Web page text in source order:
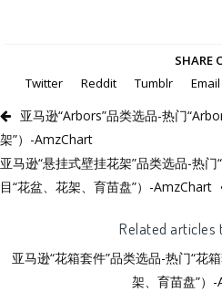
SHARE
Twitter
Reddit Tumblr Email
亚马逊“Arbors”品类选品-热门
架”）-AmzChart
亚马逊“悬挂式壁挂花架”品类选品-热
目“花盆、花架、育苗盘”）-AmzChart
Related articles
亚马逊“花箱套件”品类选品-热门“花
架、育苗盘”）